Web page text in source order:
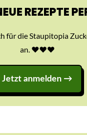
REZEPTE
für die Staupitopia
an. ♥️♥️♥️
Jetzt anmelden